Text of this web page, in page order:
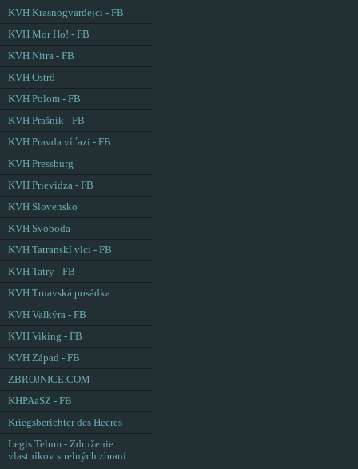
KVH Krasnogvardejci - FB
KVH Mor Ho! - FB
KVH Nitra - FB
KVH Ostrô
KVH Polom - FB
KVH Prašník - FB
KVH Pravda víťazí - FB
KVH Pressburg
KVH Prievidza - FB
KVH Slovensko
KVH Svoboda
KVH Tatranskí vlci - FB
KVH Tatry - FB
KVH Trnavská posádka
KVH Valkýra - FB
KVH Viking - FB
KVH Západ - FB
ZBROJNICE.COM
KHPAaSZ - FB
Kriegsberichter des Heeres
Legis Telum - Združenie
vlastníkov strelných zbraní